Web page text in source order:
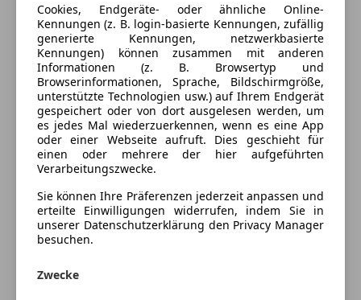
Elektrische Fensterheber
Elektrische Seitenspiegel
Elektrische Sitze
Klimaautomatik
Lederausstattung
Lederlenkrad
Lichtsensor
Lordosenstütze
Multifunktionslenkrad
Navigationssystem
Sitzheizung
Sitzheizung hinten
Start/Stop-Automatik
Tempomat
Farbe der
Innenausstattung
Schwarz
Innenausstattung Vollleder
Fahrzeugbeschreibung
Sehr gepflegter Mercedes CLS 220d Coupeaus1.
Besitzin Top Zustand
-Nichtraucherfahrzeug
-Servicegepflegt(alle bei Mercedes durchgeführt)
-ARBÖ Gutachten - ohne Mängel
Cookies, Endgeräte- oder ähnliche Online-
Kennungen (z. B. login-basierte Kennungen, zufällig
generierte Kennungen, netzwerkbasierte
Kennungen) können zusammen mit anderen
Informationen (z. B. Browsertyp und
Browserinformationen, Sprache, Bildschirmgröße,
unterstützte Technologien usw.) auf Ihrem Endgerät
gespeichert oder von dort ausgelesen werden, um
es jedes Mal wiederzuerkennen, wenn es eine App
oder einer Webseite aufruft. Dies geschieht für
einen oder mehrere der hier aufgeführten
Verarbeitungszwecke.
Sie können Ihre Präferenzen jederzeit anpassen und
erteilte Einwilligungen widerrufen, indem Sie in
unserer Datenschutzerklärung den Privacy Manager
besuchen.
Zwecke